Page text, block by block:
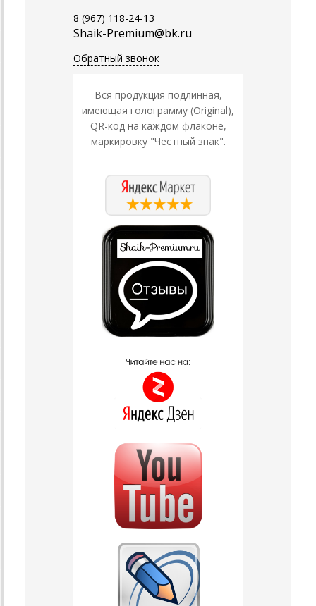
8 (967) 118-24-13
Shaik-Premium@bk.ru
Обратный звонок
Вся продукция подлинная,
имеющая голограмму (Original),
QR-код на каждом флаконе,
маркировку "Честный знак".